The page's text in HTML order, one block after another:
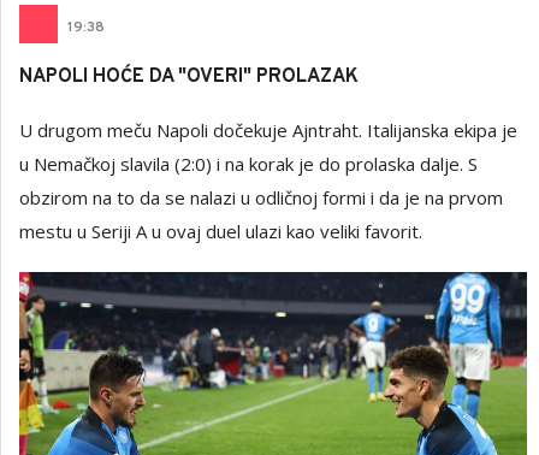
19:38
NAPOLI HOĆE DA "OVERI" PROLAZAK
U drugom meču Napoli dočekuje Ajntraht. Italijanska ekipa je
u Nemačkoj slavila (2:0) i na korak je do prolaska dalje. S
obzirom na to da se nalazi u odličnoj formi i da je na prvom
mestu u Seriji A u ovaj duel ulazi kao veliki favorit.